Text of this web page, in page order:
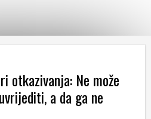
otkazivanja: Ne može
a da ga ne